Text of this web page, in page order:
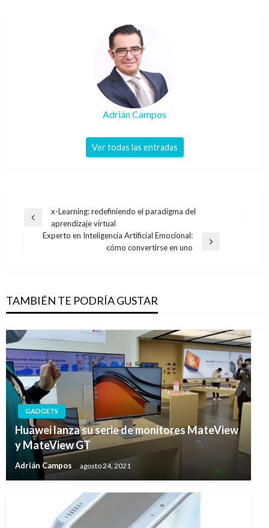
Adrián Campos
Ver todas las entradas
Navegación
Entrada
anterior
x-Learning: redefiniendo el paradigma del
aprendizaje virtual
Experto en Inteligencia Artificial Emocional:
cómo convertirse en uno
TAMBIÉN TE PODRÍA GUSTAR
GADGETS
Huawei lanza su serie de monitores MateView
y MateView GT
Adrián Campos agosto 24, 2021